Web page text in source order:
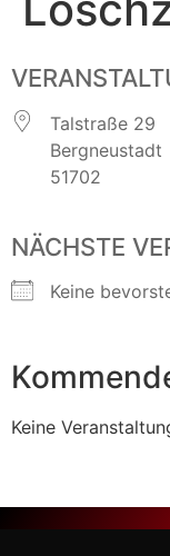
Talstraße 29
Bergneustadt
51702
NÄCHSTE
Keine
Keine